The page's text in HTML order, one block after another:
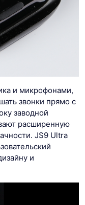
и микрофонами,
звонки прямо с
заводной
расширенную
JS9 Ultra
и